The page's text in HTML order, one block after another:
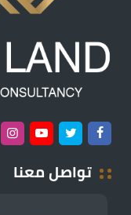
تواصل معنا